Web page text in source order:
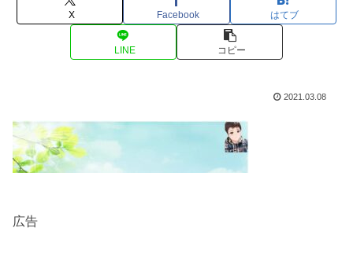
X Facebook はてブ
LINE コピー
2021.03.08
広告